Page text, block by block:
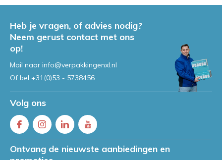
Heb je vragen, of advies nodig?
Neem gerust contact met ons
op!
Mail naar info@verpakkingenxl.nl
Of bel +31(0)53 - 5738456
Volg ons
Ontvang de nieuwste aanbiedingen en